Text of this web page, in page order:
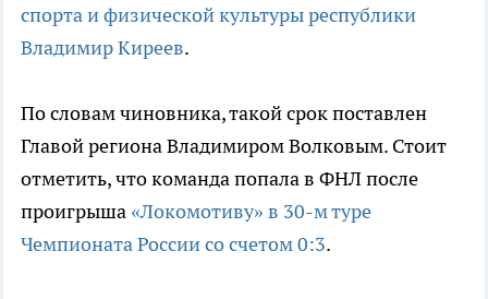
спорта и физической культуры республики
Владимир Киреев.
По словам чиновника, такой срок поставлен
Главой региона Владимиром Волковым. Стоит
отметить, что команда попала в ФНЛ после
проигрыша «Локомотиву» в 30-м туре
Чемпионата России со счетом 0:3.